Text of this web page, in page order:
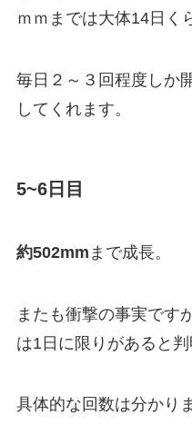
ｍｍまでは大体14日く
毎日２～３回程度しか
してくれます。
5~6日目
約502mm まで成長。
またも衝撃の事実です
は1日に限りがあると判
具体的な回数は分かり